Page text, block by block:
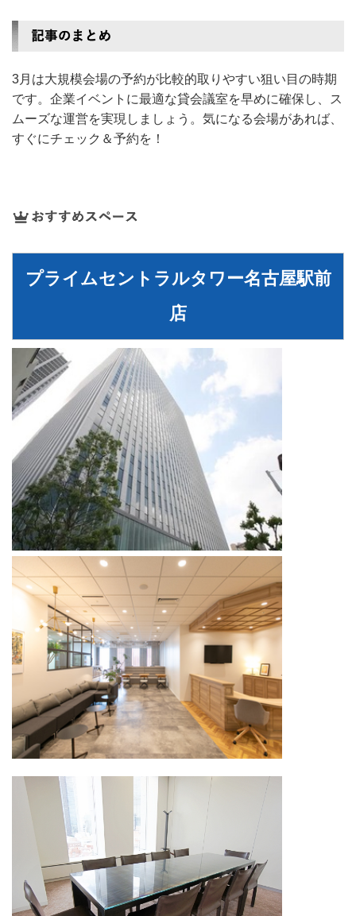
3月は大規模会場の予約が比較的取りやすい狙い目の時期
です。企業イベントに最適な貸会議室を早めに確保し、ス
ムーズな運営を実現しましょう。気になる会場があれば、
すぐにチェック＆予約を！
プライムセントラルタワー名古屋駅前
店